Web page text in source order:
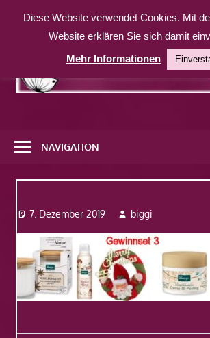
Inhalt
weitere
Website
NAVIGATION
7. Dezember 2019 biggi
Diese Website verwendet Cookies. Mit
Website erklären Sie sich damit
Mehr Informationen